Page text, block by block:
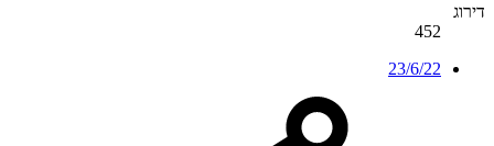
דירוג
452
23/6/22